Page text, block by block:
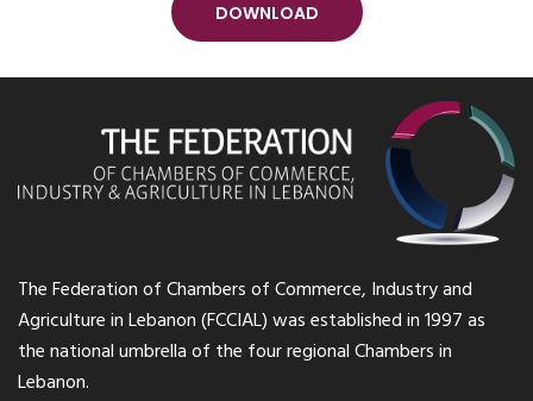
DOWNLOAD
The Federation of Chambers of Commerce, Industry and
Agriculture in Lebanon (FCCIAL) was established in 1997 as
the national umbrella of the four regional Chambers in
Lebanon.